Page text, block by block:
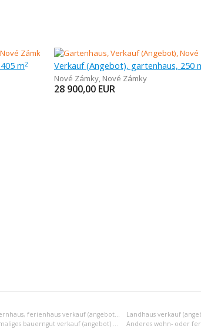
m2 Verkauf (Angebot), gartenhaus, 250
Nové Zámky, Nové Zámky
28 900,00 EUR
Bauernhaus, ferienhaus verkauf (angebot) Nové Zámky Landhaus verkauf
Ehemaliges bauerngut verkauf (angebot) Nové Zámky